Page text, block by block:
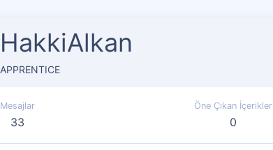
HakkiAlkan
APPRENTICE
Mesajlar
33
Öne Çıkan İçerikler
0